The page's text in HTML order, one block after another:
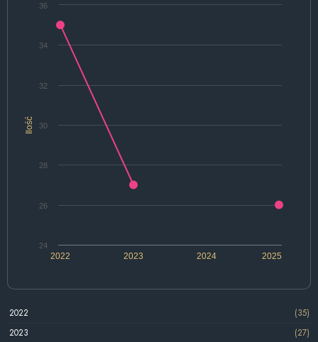
Ilość
2022 2024
2023 2025
24
26
28
30
32
34
36
2022
(35)
2023
(27)